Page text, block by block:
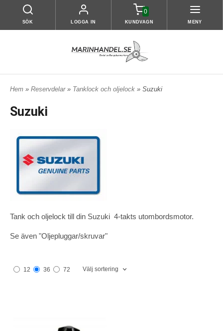
SÖK LOGGA IN
0
KUNDVAGN MENY
Hem » Reservdelar » Tanklock och oljelock » Suzuki
Suzuki
Tank och oljelock till din Suzuki 4-takts utombordsmotor.
Se även "Oljepluggar/skruvar"
12 36 72 Välj sortering